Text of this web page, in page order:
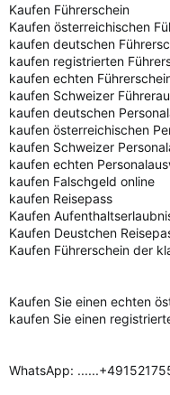
Kaufen Führerschein
Kaufen österreichischen
kaufen deutschen
kaufen registrierten
kaufen echten
kaufen Schweizer
kaufen deutschen
kaufen österreichischen
kaufen Schweizer
kaufen echten
kaufen Falschgeld online
kaufen Reisepass
Kaufen
Kaufen Deustchen
Kaufen Führerschein der
Kaufen Sie einen echten
kaufen Sie einen
WhatsApp: